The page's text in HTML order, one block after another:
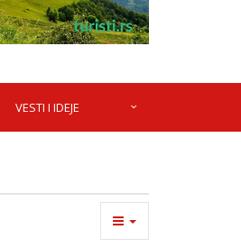
VESTI I IDEJE